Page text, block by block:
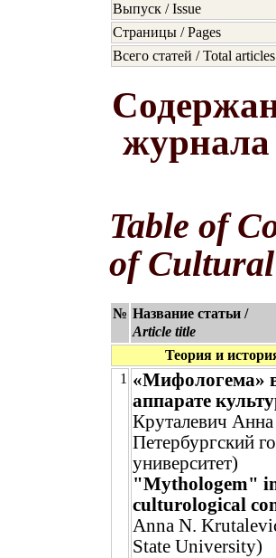
Выпуск / Issue
Страницы / Pages
Всего статей / Total articles
журнала
Table of
of Cultural
№ Название статьи /
Article title
Теория и
1 «Мифологема»
аппарате
Круталевич
Петербургский
университет)
"Mythologem"
culturological
Anna N.
State University)